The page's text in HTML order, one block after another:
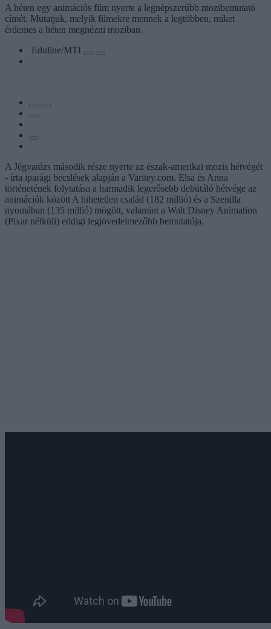
A héten egy animációs film nyerte a legnépszerűbb mozibemutató
címét. Mutatjuk, melyik filmekre mennek a legtöbben, miket
érdemes a héten megnézni moziban.
Eduline/MTI
A Jégvarázs második része nyerte az észak-amerikai mozis hétvégét
- írta iparági becslések alapján a Varitey.com. Elsa és Anna
történetének folytatása a harmadik legerősebb debütáló hétvége az
animációk között A hihetetlen család (182 millió) és a Szenilla
nyomában (135 millió) mögött, valamint a Walt Disney Animation
(Pixar nélküli) eddigi legjövedelmezőbb bemutatója.